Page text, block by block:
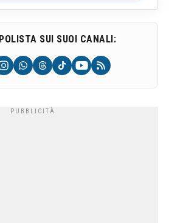
SUI SUOI CANALI: